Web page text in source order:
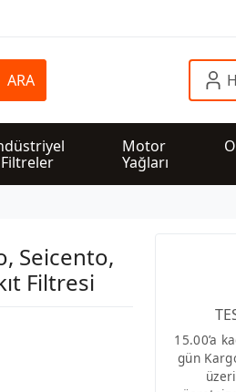
ARA
Filtreler
Motor
Yağları
Seicento,
Filtresi
15.00’a
gün